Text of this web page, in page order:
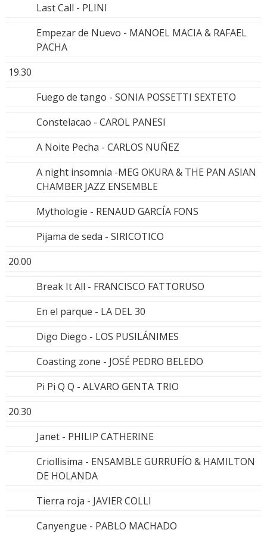
Last Call - PLINI
Empezar de Nuevo - MANOEL MACIA & RAFAEL
PACHA
19.30
Fuego de tango - SONIA POSSETTI SEXTETO
Constelacao - CAROL PANESI
A Noite Pecha - CARLOS NUÑEZ
A night insomnia -MEG OKURA & THE PAN ASIAN
CHAMBER JAZZ ENSEMBLE
Mythologie - RENAUD GARCÍA FONS
Pijama de seda - SIRICOTICO
20.00
Break It All - FRANCISCO FATTORUSO
En el parque - LA DEL 30
Digo Diego - LOS PUSILÁNIMES
Coasting zone - JOSÉ PEDRO BELEDO
Pi Pi Q Q - ALVARO GENTA TRIO
20.30
Janet - PHILIP CATHERINE
Criollisima - ENSAMBLE GURRUFÍO & HAMILTON
DE HOLANDA
Tierra roja - JAVIER COLLI
Canyengue - PABLO MACHADO